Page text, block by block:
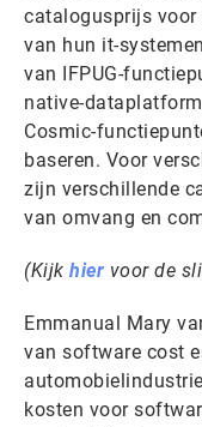
catalogusprijs voor
van hun it-
van IFPUG-
native-
Cosmic-
baseren. Voor
zijn verschillende
van omvang en
(Kijk hier voor de
Emmanual Mary
van software cost
kosten voor